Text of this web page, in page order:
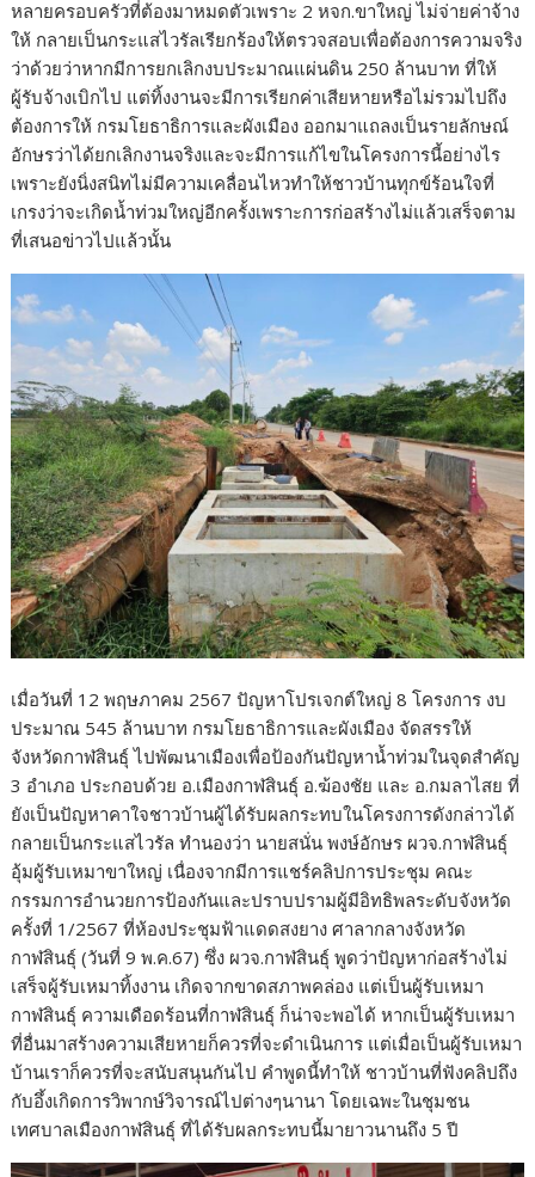
หลายครอบครัวที่ต้องมาหมดตัวเพราะ 2 หจก.ขาใหญ่ ไม่จ่ายค่าจ้าง
ให้ กลายเป็นกระแสไวรัลเรียกร้องให้ตรวจสอบเพื่อต้องการความจริง
ว่าด้วยว่าหากมีการยกเลิกงบประมาณแผ่นดิน 250 ล้านบาท ที่ให้
ผู้รับจ้างเบิกไป แต่ทิ้งงานจะมีการเรียกค่าเสียหายหรือไม่รวมไปถึง
ต้องการให้ กรมโยธาธิการและผังเมือง ออกมาแถลงเป็นรายลักษณ์
อักษรว่าได้ยกเลิกงานจริงและจะมีการแก้ไขในโครงการนี้อย่างไร
เพราะยังนิ่งสนิทไม่มีความเคลื่อนไหวทำให้ชาวบ้านทุกข์ร้อนใจที่
เกรงว่าจะเกิดน้ำท่วมใหญ่อีกครั้งเพราะการก่อสร้างไม่แล้วเสร็จตาม
ที่เสนอข่าวไปแล้วนั้น
เมื่อวันที่ 12 พฤษภาคม 2567 ปัญหาโปรเจกต์ใหญ่ 8 โครงการ งบ
ประมาณ 545 ล้านบาท กรมโยธาธิการและผังเมือง จัดสรรให้
จังหวัดกาฬสินธุ์ ไปพัฒนาเมืองเพื่อป้องกันปัญหาน้ำท่วมในจุดสำคัญ
3 อำเภอ ประกอบด้วย อ.เมืองกาฬสินธุ์ อ.ฆ้องชัย และ อ.กมลาไสย ที่
ยังเป็นปัญหาคาใจชาวบ้านผู้ได้รับผลกระทบในโครงการดังกล่าวได้
กลายเป็นกระแสไวรัล ทำนองว่า นายสนั่น พงษ์อักษร ผวจ.กาฬสินธุ์
อุ้มผู้รับเหมาขาใหญ่ เนื่องจากมีการแชร์คลิปการประชุม คณะ
กรรมการอำนวยการป้องกันและปราบปรามผู้มีอิทธิพลระดับจังหวัด
ครั้งที่ 1/2567 ที่ห้องประชุมฟ้าแดดสงยาง ศาลากลางจังหวัด
กาฬสินธุ์ (วันที่ 9 พ.ค.67) ซึ่ง ผวจ.กาฬสินธุ์ พูดว่าปัญหาก่อสร้างไม่
เสร็จผู้รับเหมาทิ้งงาน เกิดจากขาดสภาพคล่อง แต่เป็นผู้รับเหมา
กาฬสินธุ์ ความเดือดร้อนที่กาฬสินธุ์ ก็น่าจะพอได้ หากเป็นผู้รับเหมา
ที่อื่นมาสร้างความเสียหายก็ควรที่จะดำเนินการ แต่เมื่อเป็นผู้รับเหมา
บ้านเราก็ควรที่จะสนับสนุนกันไป คำพูดนี้ทำให้ ชาวบ้านที่ฟังคลิปถึง
กับอึ้งเกิดการวิพากษ์วิจารณ์ไปต่างๆนานา โดยเฉพะในชุมชน
เทศบาลเมืองกาฬสินธุ์ ที่ได้รับผลกระทบนี้มายาวนานถึง 5 ปี